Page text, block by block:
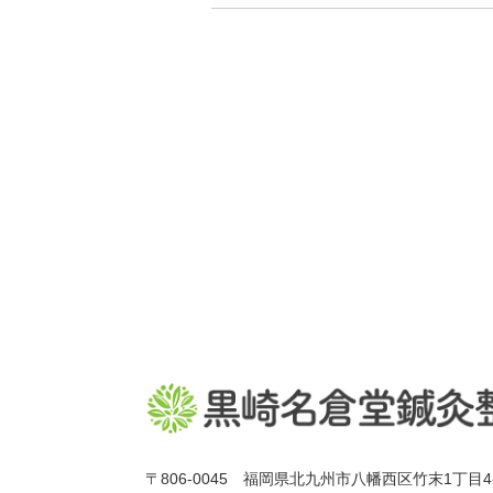
〒806-0045 福岡県北九州市八幡西区竹末1丁目